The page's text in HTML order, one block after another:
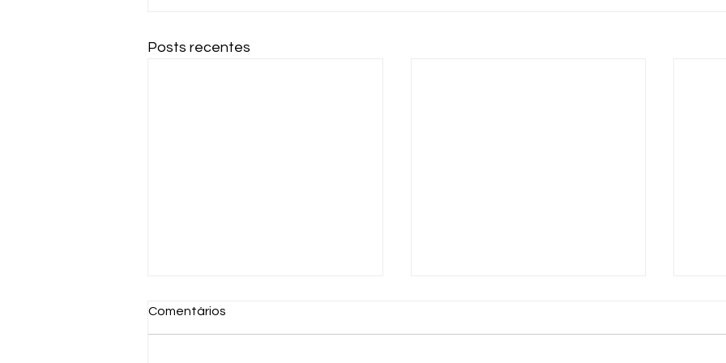
Posts recentes
Comentários